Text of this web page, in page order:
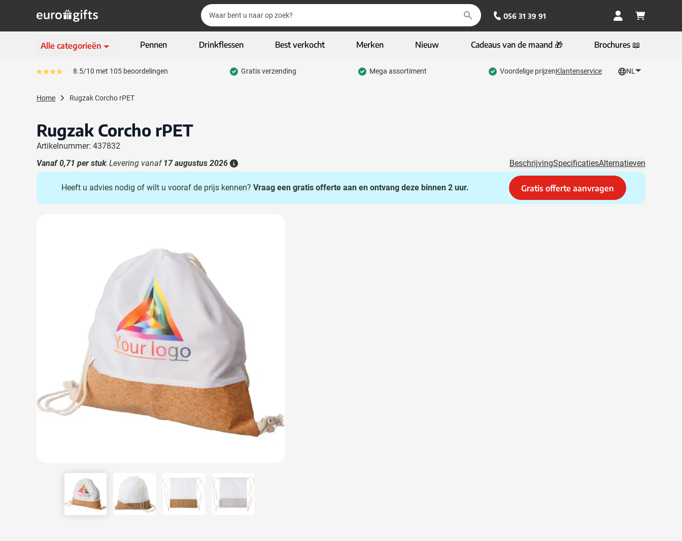
Zoek
Zoek
056 31 39 91
Alle categorieën
Schrijfwaren
ECO geschenken
High-tech & multimedia
Toon submenu voor High-tech & multimedia categorie
Zakelijk & Kantoor
Outdoor & vrije tijd
Toon submenu voor Eten & drinken categorie
Toon submenu voor Home & Wellness categorie
Gereedschap & lampen
Toon submenu voor Gereedschap & lampen categorie
Toon submenu voor Veiligheid categorie
Toon submenu voor Kinderen categorie
Toon submenu voor Inspiratie categorie
Acties & specials
Toon submenu voor Acties & specials categorie
Pennen Drinkflessen Best verkocht Merken Nieuw Cadeaus van de maand 🎁 Brochures 📖
Gemiddeld reviewpercentage is 85
8.5/10 met 105 beoordelingen Gratis verzending Mega assortiment Voordelige prijzenKlantenservice NL
Home Rugzak Corcho rPET
Rugzak Corcho rPET
Artikelnummer: 437832
Vanaf0,71 per stuk Levering vanaf 17 augustus 2026
Details
BeschrijvingSpecificatiesAlternatieven
Heeft u advies nodig of wilt u vooraf de prijs kennen? Vraag een gratis offerte aan en ontvang deze binnen 2 uur. Gratis offerte aanvragen
View larger imageView larger imageView larger imageView larger image